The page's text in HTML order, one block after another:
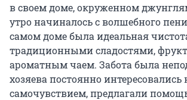
в своем доме, окруженном
утро начиналось с волшебного
самом доме была идеальная
традиционными сладостями,
ароматным чаем. Забота была
хозяева постоянно
самочувствием, предлагали